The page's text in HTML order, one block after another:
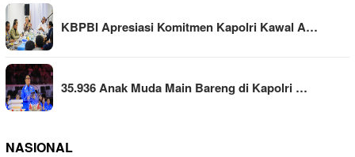
KBPBI Apresiasi Komitmen Kapolri Kawal A…
35.936 Anak Muda Main Bareng di Kapolri …
NASIONAL